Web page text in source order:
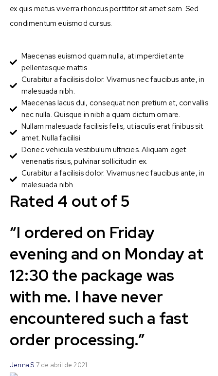
ex quis metus viverra rhoncus porttitor sit amet sem. Sed
condimentum euismod cursus.
Maecenas euismod quam nulla, at imperdiet ante
pellentesque mattis.
Curabitur a facilisis dolor. Vivamus nec faucibus ante, in
malesuada nibh.
Maecenas lacus dui, consequat non pretium et, convallis
nec nulla. Quisque in nibh a quam dictum ornare.
Nullam malesuada facilisis felis, ut iaculis erat finibus sit
amet. Nulla facilisi.
Donec vehicula vestibulum ultricies. Aliquam eget
venenatis risus, pulvinar sollicitudin ex.
Curabitur a facilisis dolor. Vivamus nec faucibus ante, in
malesuada nibh.
“I ordered on Friday
evening and on Monday at
12:30 the package was
with me. I have never
encountered such a fast
order processing.”
Rated 4 out of 5
Jenna S.7 de abril de 2021